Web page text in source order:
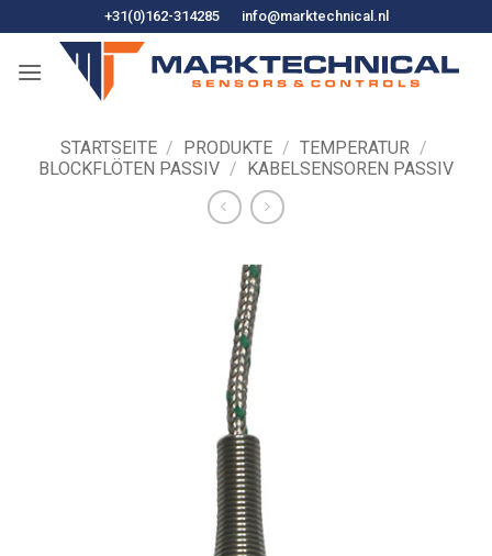
Inhalt
springen
+31(0)162-314285 info@marktechnical.nl
STARTSEITE / PRODUKTE / TEMPERATUR /
BLOCKFLÖTEN PASSIV / KABELSENSOREN PASSIV